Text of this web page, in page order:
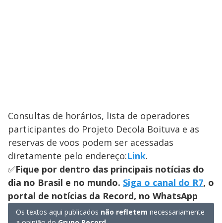
Consultas de horários, lista de operadores
participantes do Projeto Decola Boituva e as
reservas de voos podem ser acessadas
diretamente pelo endereço:Link.
✅Fique por dentro das principais notícias do
dia no Brasil e no mundo. Siga o canal do R7, o
portal de notícias da Record, no WhatsApp
Os textos aqui publicados não refletem necessariamente